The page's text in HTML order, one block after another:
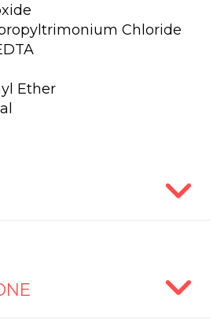
Chloride
Ether